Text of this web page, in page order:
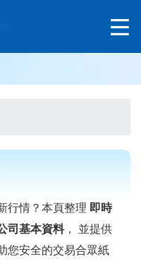
行情？本頁整理 即時
司基本資料， 並提供
您安全的交易合眾紙